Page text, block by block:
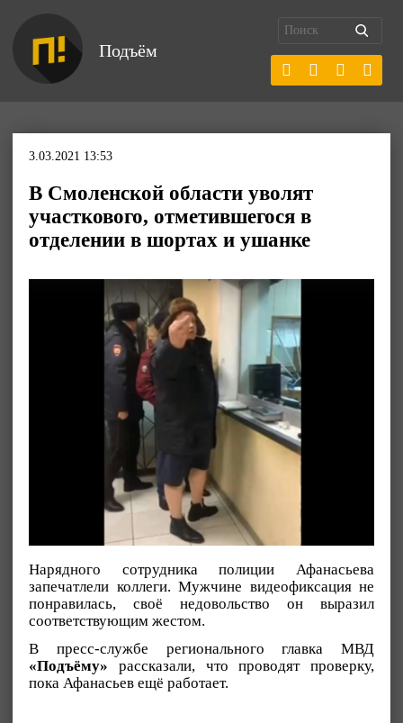
Подъём
3.03.2021 13:53
В Смоленской области уволят
участкового, отметившегося в
отделении в шортах и ушанке
Нарядного сотрудника полиции Афанасьева
запечатлели коллеги. Мужчине видеофиксация не
понравилась, своё недовольство он выразил
соответствующим жестом.
В пресс-службе регионального главка МВД
«Подъёму» рассказали, что проводят проверку,
пока Афанасьев ещё работает.